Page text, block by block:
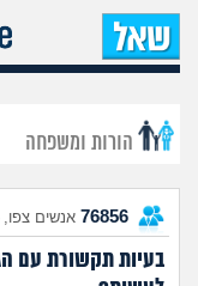
הורות ומשפחה
76856 אנשים צפו,
בעיות תקשורת עם